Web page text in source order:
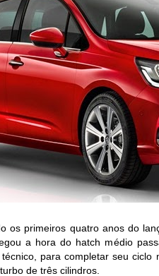
os primeiros quatro anos do
a hora do hatch médio
para completar seu
de três cilindros.